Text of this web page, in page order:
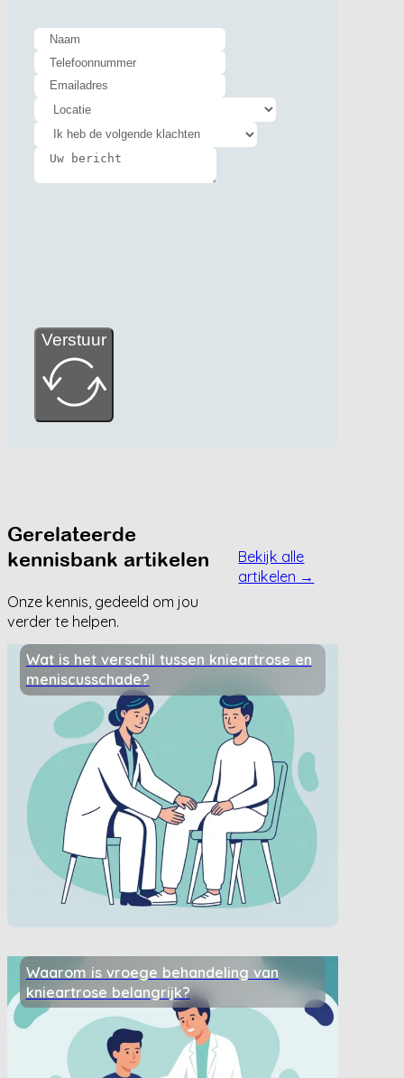
Verstuur
Gerelateerde
kennisbank artikelen
Onze kennis, gedeeld om jou
verder te helpen.
Bekijk alle
artikelen →
Wat is het verschil tussen knieartrose en
meniscusschade?
Waarom is vroege behandeling van
knieartrose belangrijk?